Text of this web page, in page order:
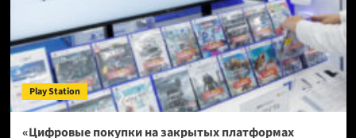
Браун
оказалась
поклонницей
Grand
Theft
Auto
Play Station
«Цифровые покупки на закрытых платформах